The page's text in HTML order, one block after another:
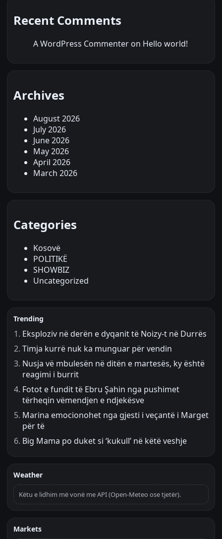
Recent Comments
A WordPress Commenter on Hello world!
Archives
August 2026
July 2026
June 2026
May 2026
April 2026
March 2026
Categories
Kosovë
POLITIKË
SHOWBIZ
Uncategorized
Trending
Eksploziv në derën e dyqanit të Noizy-t në Durrës
Timja kurrë nuk ka munguar për vendin
Nusja vë mbulesën në ditën e martesës, ky është
reagimi i burrit
Fotot e fundit të Ebru Şahin nga pushimet
tërheqin vëmendjen e ndjekësve
Marina emocionohet nga gjesti i veçantë i Marget
për të
Big Mama po duket si ‘kukull’ në këtë veshje
Weather
Këtu e lidhim më vonë me API (Open-Meteo ose tjetër).
Markets